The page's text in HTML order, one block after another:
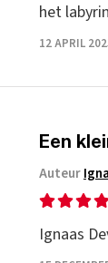
het
12 APRIL
Een
Auteur
Ignaas